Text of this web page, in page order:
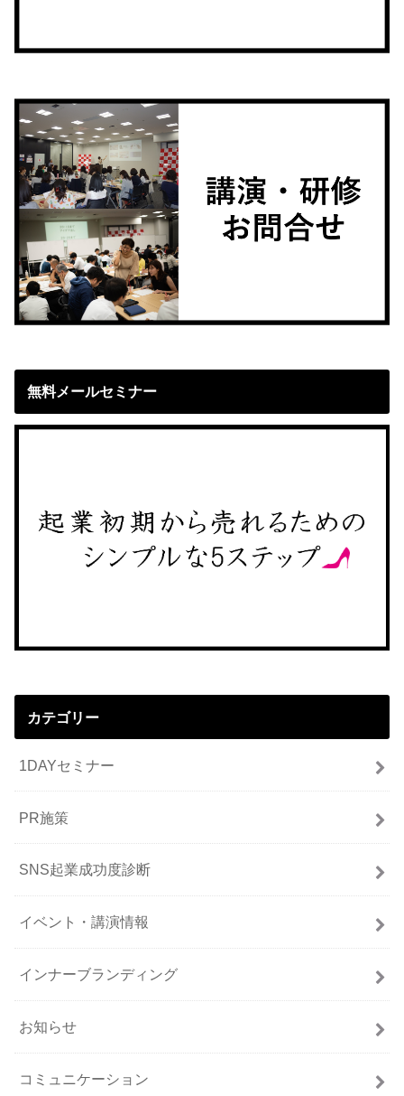
無料メールセミナー
カテゴリー
1DAYセミナー
PR施策
SNS起業成功度診断
イベント・講演情報
インナーブランディング
お知らせ
コミュニケーション